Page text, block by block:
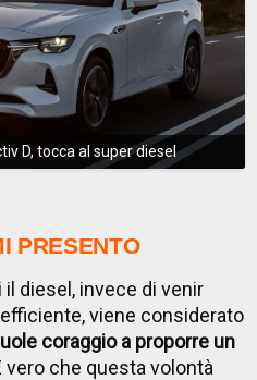
D, tocca al super diesel
PRESENTO
diesel, invece di venir
viene considerato
coraggio a proporre un
vero che questa volontà